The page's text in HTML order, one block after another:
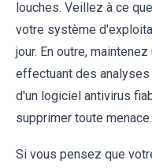
louches. Veillez à ce
votre système
jour. En outre,
effectuant des
d'un logiciel antivirus
supprimer toute menace.
Si vous pensez que